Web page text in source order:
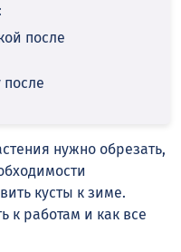
после
нужно обрезать,
кусты к зиме.
к работам и как все